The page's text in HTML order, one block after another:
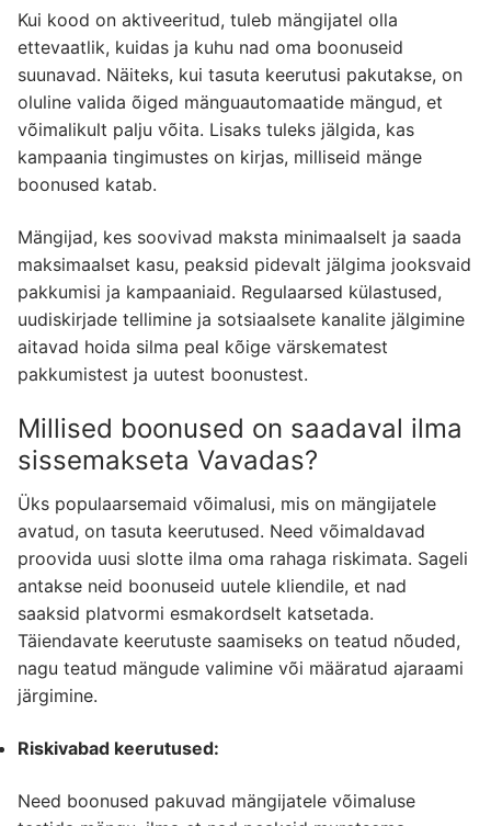
Kui kood on aktiveeritud, tuleb mängijatel olla
ettevaatlik, kuidas ja kuhu nad oma boonuseid
suunavad. Näiteks, kui tasuta keerutusi pakutakse, on
oluline valida õiged mänguautomaatide mängud, et
võimalikult palju võita. Lisaks tuleks jälgida, kas
kampaania tingimustes on kirjas, milliseid mänge
boonused katab.
Mängijad, kes soovivad maksta minimaalselt ja saada
maksimaalset kasu, peaksid pidevalt jälgima jooksvaid
pakkumisi ja kampaaniaid. Regulaarsed külastused,
uudiskirjade tellimine ja sotsiaalsete kanalite jälgimine
aitavad hoida silma peal kõige värskematest
pakkumistest ja uutest boonustest.
Millised boonused on saadaval ilma
sissemakseta Vavadas?
Üks populaarsemaid võimalusi, mis on mängijatele
avatud, on tasuta keerutused. Need võimaldavad
proovida uusi slotte ilma oma rahaga riskimata. Sageli
antakse neid boonuseid uutele kliendile, et nad
saaksid platvormi esmakordselt katsetada.
Täiendavate keerutuste saamiseks on teatud nõuded,
nagu teatud mängude valimine või määratud ajaraami
järgimine.
Riskivabad keerutused:
Need boonused pakuvad mängijatele võimaluse